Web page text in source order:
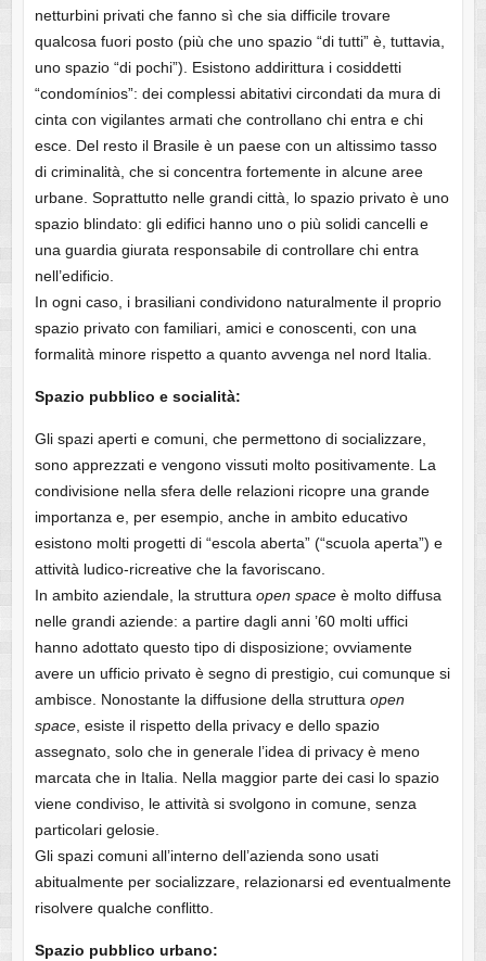
netturbini privati che fanno sì che sia difficile trovare
qualcosa fuori posto (più che uno spazio “di tutti” è, tuttavia,
uno spazio “di pochi”). Esistono addirittura i cosiddetti
“condomínios”: dei complessi abitativi circondati da mura di
cinta con vigilantes armati che controllano chi entra e chi
esce. Del resto il Brasile è un paese con un altissimo tasso
di criminalità, che si concentra fortemente in alcune aree
urbane. Soprattutto nelle grandi città, lo spazio privato è uno
spazio blindato: gli edifici hanno uno o più solidi cancelli e
una guardia giurata responsabile di controllare chi entra
nell’edificio.
In ogni caso, i brasiliani condividono naturalmente il proprio
spazio privato con familiari, amici e conoscenti, con una
formalità minore rispetto a quanto avvenga nel nord Italia.
Spazio pubblico e socialità:
Gli spazi aperti e comuni, che permettono di socializzare,
sono apprezzati e vengono vissuti molto positivamente. La
condivisione nella sfera delle relazioni ricopre una grande
importanza e, per esempio, anche in ambito educativo
esistono molti progetti di “escola aberta” (“scuola aperta”) e
attività ludico-ricreative che la favoriscano.
In ambito aziendale, la struttura open spaceè molto diffusa
nelle grandi aziende: a partire dagli anni ’60 molti uffici
hanno adottato questo tipo di disposizione; ovviamente
avere un ufficio privato è segno di prestigio, cui comunque si
ambisce. Nonostante la diffusione della struttura open
space, esiste il rispetto della privacy e dello spazio
assegnato, solo che in generale l’idea di privacy è meno
marcata che in Italia. Nella maggior parte dei casi lo spazio
viene condiviso, le attività si svolgono in comune, senza
particolari gelosie.
Gli spazi comuni all’interno dell’azienda sono usati
abitualmente per socializzare, relazionarsi ed eventualmente
risolvere qualche conflitto.
Spazio pubblico urbano: